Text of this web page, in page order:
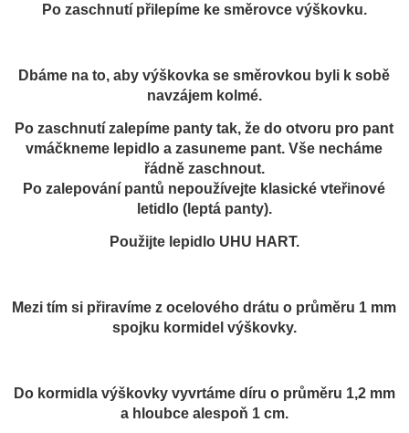
Po zaschnutí přilepíme ke směrovce výškovku.
Dbáme na to, aby výškovka se směrovkou byli k sobě
navzájem kolmé.
Po zaschnutí zalepíme panty tak, že do otvoru pro pant
vmáčkneme lepidlo a zasuneme pant. Vše necháme
řádně zaschnout.
Po zalepování pantů nepoužívejte klasické vteřinové
letidlo (leptá panty).
Použijte lepidlo UHU HART.
Mezi tím si přiravíme z ocelového drátu o průměru 1 mm
spojku kormidel výškovky.
Do kormidla výškovky vyvrtáme díru o průměru 1,2 mm
a hloubce alespoň 1 cm.